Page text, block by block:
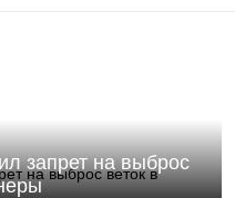
запрет на выброс